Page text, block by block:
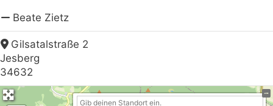
Beate Zietz
Gilsatalstraße 2
Jesberg
34632